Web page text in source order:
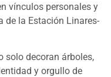
vínculos personales y
de la Estación Linares-
solo decoran árboles,
y orgullo de